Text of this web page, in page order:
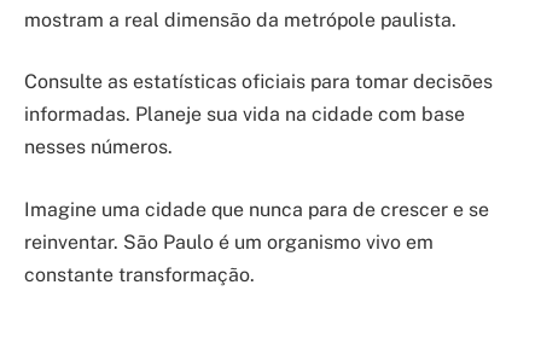
mostram a real dimensão da metrópole paulista.
Consulte as estatísticas oficiais para tomar decisões
informadas. Planeje sua vida na cidade com base
nesses números.
Imagine uma cidade que nunca para de crescer e se
reinventar. São Paulo é um organismo vivo em
constante transformação.